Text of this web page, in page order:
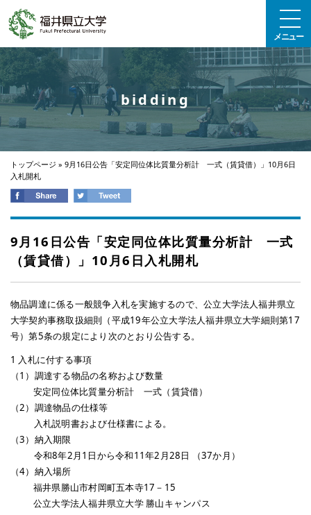
メニュー
bidding
トップページ » 9月16日公告「安定同位体比質量分析計 一式（賃貸借）」10月6日
入札開札
9月16日公告「安定同位体比質量分析計 一式
（賃貸借）」10月6日入札開札
物品調達に係る一般競争入札を実施するので、公立大学法人福井県立
大学契約事務取扱細則（平成19年公立大学法人福井県立大学細則第17
号）第5条の規定により次のとおり公告する。
1 入札に付する事項
（1）調達する物品の名称および数量
安定同位体比質量分析計 一式（賃貸借）
（2）調達物品の仕様等
入札説明書および仕様書による。
（3）納入期限
令和8年2月1日から令和11年2月28日 （37か月）
（4）納入場所
福井県勝山市村岡町五本寺17－15
公立大学法人福井県立大学 勝山キャンパス